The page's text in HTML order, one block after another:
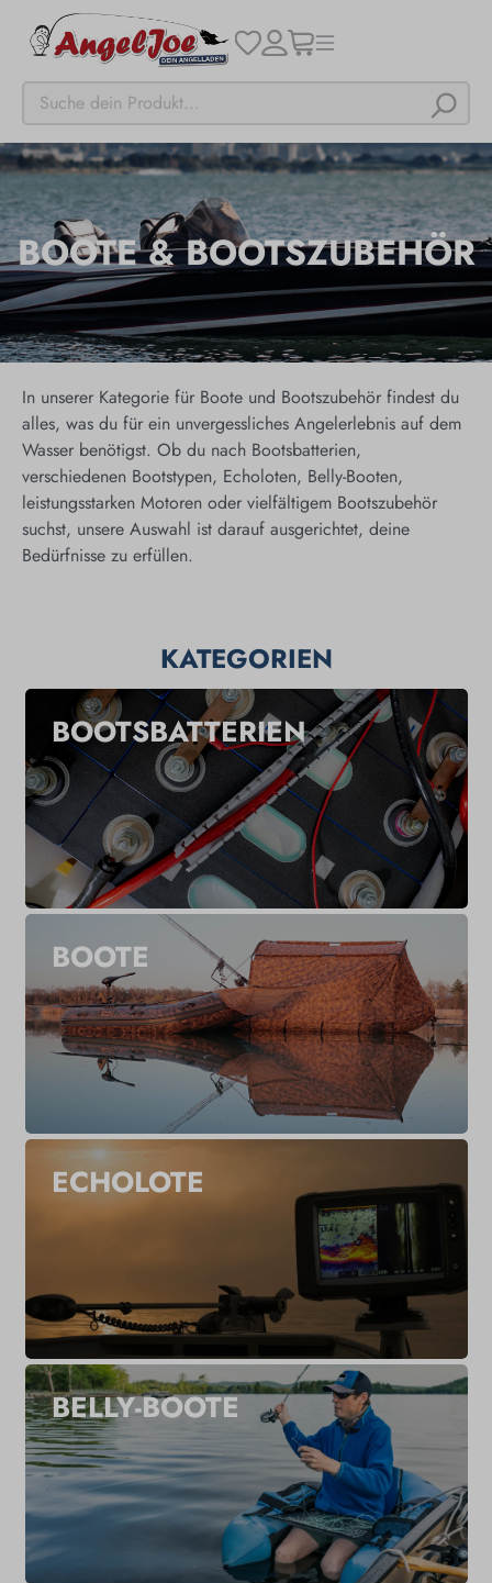
BOOTE & BOOTSZUBEHÖR
In unserer Kategorie für Boote und Bootszubehör findest du
alles, was du für ein unvergessliches Angelerlebnis auf dem
Wasser benötigst. Ob du nach Boots­batterien,
verschiedenen Bootstypen, Echoloten, Belly-Booten,
leistungsstarken Motoren oder vielfältigem Boots­zubehör
suchst, unsere Auswahl ist darauf ausgerichtet, deine
Bedürfnisse zu erfüllen.
KATEGORIEN
BOOTSBATTERIEN
BOOTE
ECHOLOTE
BELLY-BOOTE